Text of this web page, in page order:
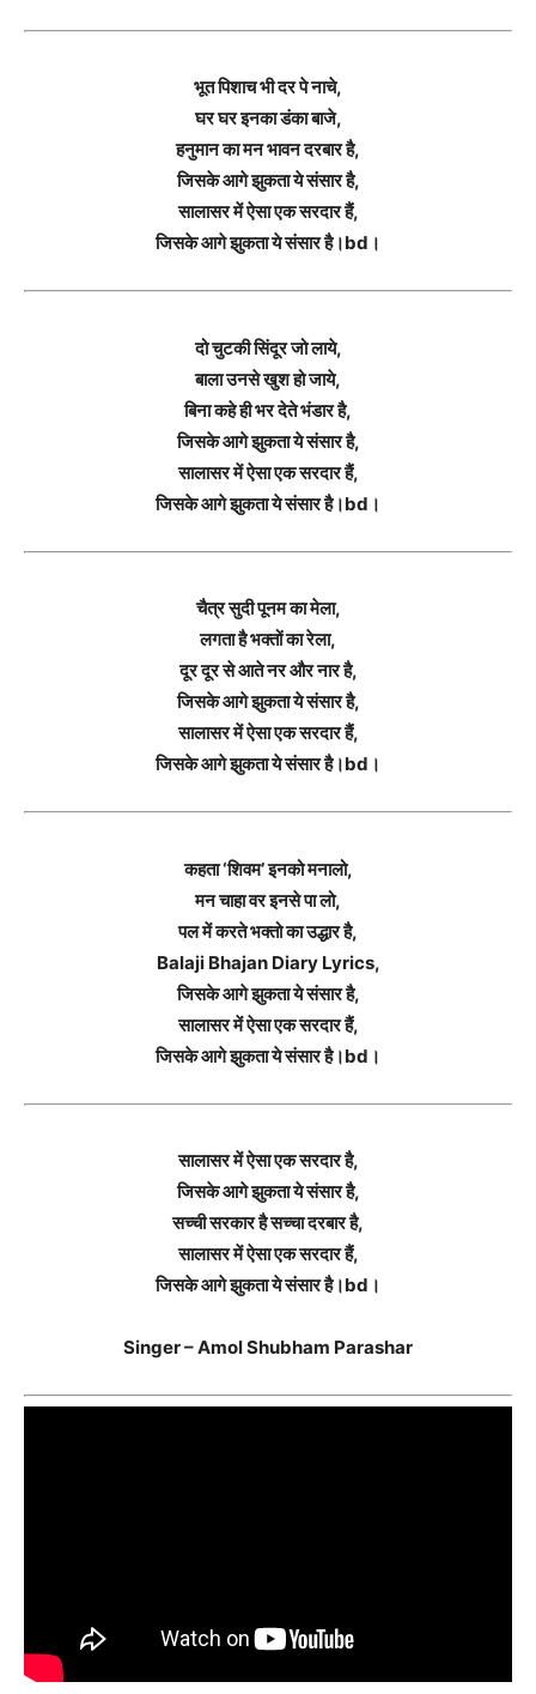
भूत पिशाच भी दर पे नाचे,
घर घर इनका डंका बाजे,
हनुमान का मन भावन दरबार है,
जिसके आगे झुकता ये संसार है,
सालासर में ऐसा एक सरदार हैं,
जिसके आगे झुकता ये संसार है।bd।
दो चुटकी सिंदूर जो लाये,
बाला उनसे खुश हो जाये,
बिना कहे ही भर देते भंडार है,
जिसके आगे झुकता ये संसार है,
सालासर में ऐसा एक सरदार हैं,
जिसके आगे झुकता ये संसार है।bd।
चैत्र सुदी पूनम का मेला,
लगता है भक्तों का रेला,
दूर दूर से आते नर और नार है,
जिसके आगे झुकता ये संसार है,
सालासर में ऐसा एक सरदार हैं,
जिसके आगे झुकता ये संसार है।bd।
कहता ‘शिवम’ इनको मनालो,
मन चाहा वर इनसे पा लो,
पल में करते भक्तो का उद्धार है,
Balaji Bhajan Diary Lyrics,
जिसके आगे झुकता ये संसार है,
सालासर में ऐसा एक सरदार हैं,
जिसके आगे झुकता ये संसार है।bd।
सालासर में ऐसा एक सरदार है,
जिसके आगे झुकता ये संसार है,
सच्ची सरकार है सच्चा दरबार है,
सालासर में ऐसा एक सरदार हैं,
जिसके आगे झुकता ये संसार है।bd।
Singer – Amol Shubham Parashar